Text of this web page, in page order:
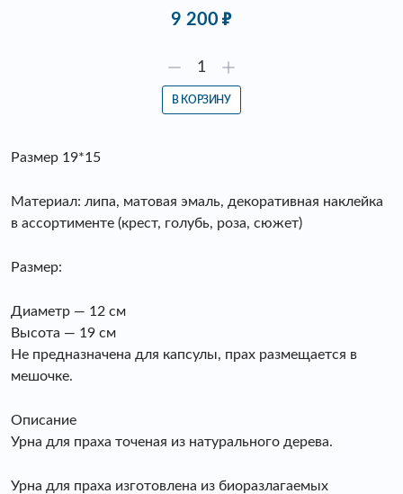
9 200
В КОРЗИНУ
Размер 19*15
Материал: липа, матовая эмаль, декоративная наклейка
в ассортименте (крест, голубь, роза, сюжет)
Размер:
Диаметр — 12 см
Высота — 19 см
Не предназначена для капсулы, прах размещается в
мешочке.
Описание
Урна для праха точеная из натурального дерева.
Урна для праха изготовлена из биоразлагаемых